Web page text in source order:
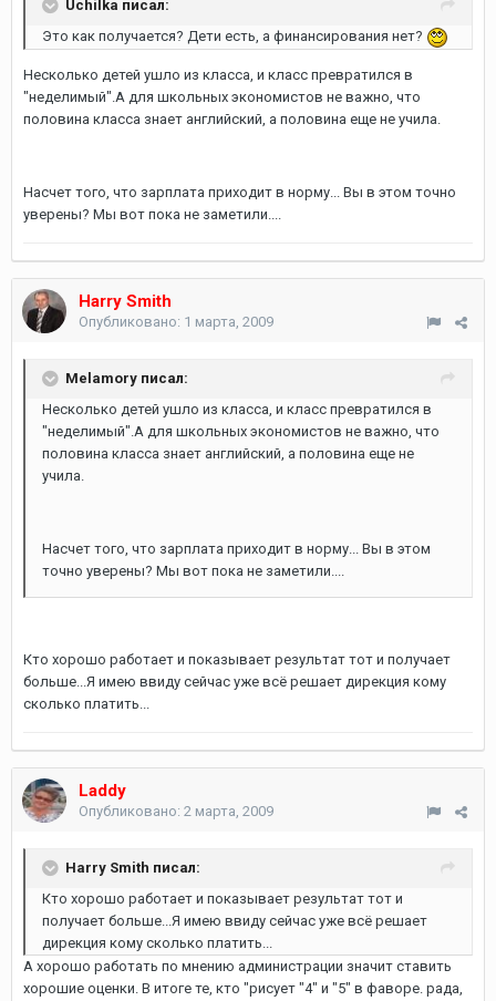
Uchilka писал:
Это как получается? Дети есть, а финансирования нет?
Несколько детей ушло из класса, и класс превратился в
"неделимый".А для школьных экономистов не важно, что
половина класса знает английский, а половина еще не учила.
Насчет того, что зарплата приходит в норму... Вы в этом точно
уверены? Мы вот пока не заметили....
Harry Smith
Опубликовано: 1 марта, 2009
Melamory писал:
Несколько детей ушло из класса, и класс превратился в
"неделимый".А для школьных экономистов не важно, что
половина класса знает английский, а половина еще не
учила.
Насчет того, что зарплата приходит в норму... Вы в этом
точно уверены? Мы вот пока не заметили....
Кто хорошо работает и показывает результат тот и получает
больше...Я имею ввиду сейчас уже всё решает дирекция кому
сколько платить...
Laddy
Опубликовано: 2 марта, 2009
Harry Smith писал:
Кто хорошо работает и показывает результат тот и
получает больше...Я имею ввиду сейчас уже всё решает
дирекция кому сколько платить...
А хорошо работать по мнению администрации значит ставить
хорошие оценки. В итоге те, кто "рисует "4" и "5" в фаворе. рада,